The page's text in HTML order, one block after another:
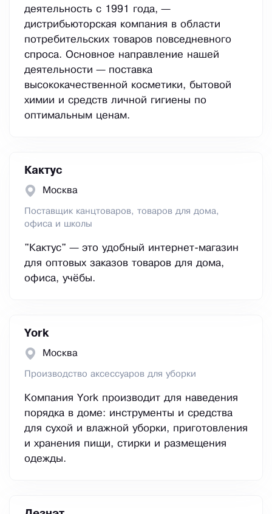
деятельность с 1991 года, —
дистрибьюторская компания в области
потребительских товаров повседневного
спроса. Основное направление нашей
деятельности — поставка
высококачественной косметики, бытовой
химии и средств личной гигиены по
оптимальным ценам.
Кактус
Москва
Поставщик канцтоваров, товаров для дома,
офиса и школы
"Кактус" — это удобный интернет-магазин
для оптовых заказов товаров для дома,
офиса, учёбы.
York
Москва
Производство аксессуаров для уборки
Компания York производит для наведения
порядка в доме: инструменты и средства
для сухой и влажной уборки, приготовления
и хранения пищи, стирки и размещения
одежды.